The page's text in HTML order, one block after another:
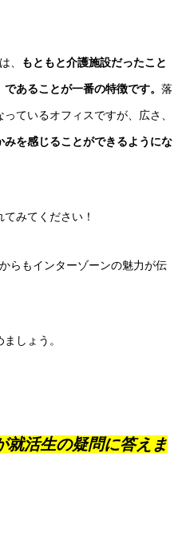
、 もともと介護施設だったこと
あることが一番の特徴です。 落
ているオフィスですが、広さ、
みを感じることができるようにな
みてください！
らもインターゾーンの魅力が伝
しょう。
就活生の疑問に答えま